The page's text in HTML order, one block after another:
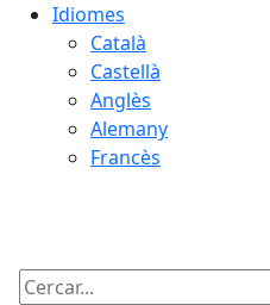
Idiomes
Català
Castellà
Anglès
Alemany
Francès